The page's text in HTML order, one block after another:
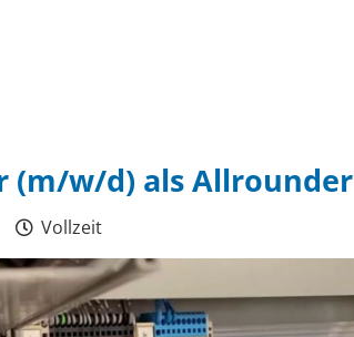
(m/w/d) als Allrounder
Vollzeit